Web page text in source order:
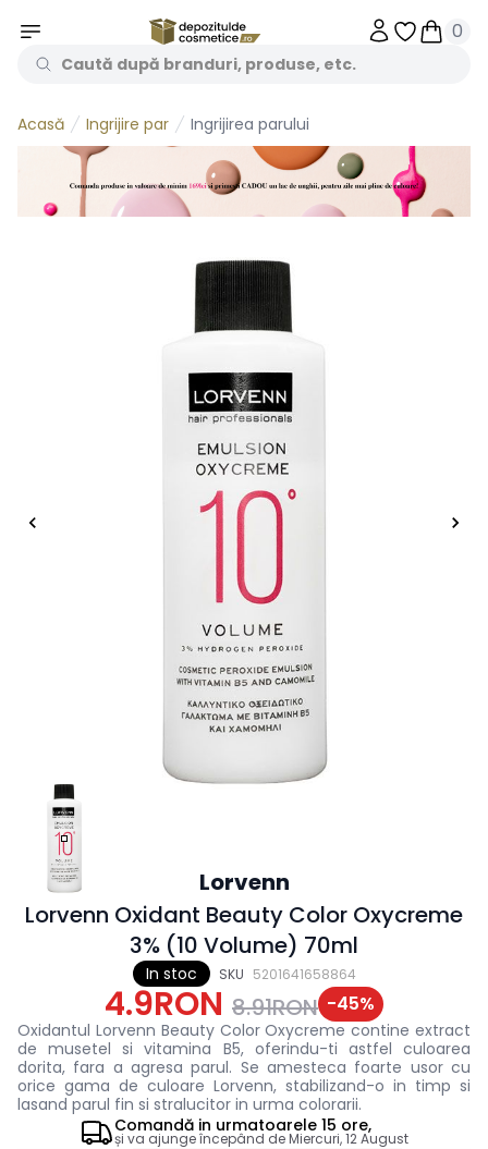
Obiecte
0
Acasă Ingrijire par Ingrijirea parului
In stoc SKU 5201641658864
Lorvenn
Lorvenn Oxidant Beauty Color Oxycreme
3% (10 Volume) 70ml
4.9RON 8.91RON -45%
Oxidantul Lorvenn Beauty Color Oxycreme contine extract
de musetel si vitamina B5, oferindu-ti astfel culoarea
dorita, fara a agresa parul. Se amesteca foarte usor cu
orice gama de culoare Lorvenn, stabilizand-o in timp si
lasand parul fin si stralucitor in urma colorarii.
Comandă in urmatoarele 15 ore,
și va ajunge începând deMiercuri, 12 August